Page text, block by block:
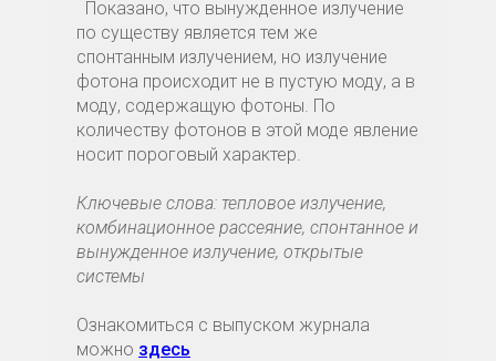
Показано, что вынужденное излучение
по существу является тем же
спонтанным излучением, но излучение
фотона происходит не в пустую моду, а в
моду, содержащую фотоны. По
количеству фотонов в этой моде явление
носит пороговый характер.
Ключевые слова: тепловое излучение,
комбинационное рассеяние, спонтанное и
вынужденное излучение, открытые
системы
Ознакомиться с выпуском журнала
можно здесь